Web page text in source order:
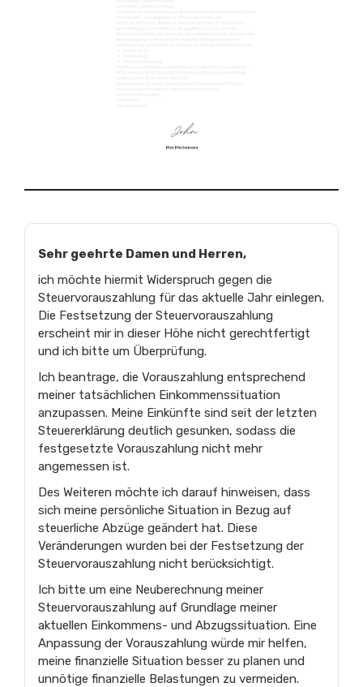
Sehr geehrte Damen und Herren,
ich möchte hiermit Widerspruch gegen die
Steuervorauszahlung für das aktuelle Jahr einlegen.
Die Festsetzung der Steuervorauszahlung
erscheint mir in dieser Höhe nicht gerechtfertigt
und ich bitte um Überprüfung.
Ich beantrage, die Vorauszahlung entsprechend
meiner tatsächlichen Einkommenssituation
anzupassen. Meine Einkünfte sind seit der letzten
Steuererklärung deutlich gesunken, sodass die
festgesetzte Vorauszahlung nicht mehr
angemessen ist.
Des Weiteren möchte ich darauf hinweisen, dass
sich meine persönliche Situation in Bezug auf
steuerliche Abzüge geändert hat. Diese
Veränderungen wurden bei der Festsetzung der
Steuervorauszahlung nicht berücksichtigt.
Ich bitte um eine Neuberechnung meiner
Steuervorauszahlung auf Grundlage meiner
aktuellen Einkommens- und Abzugssituation. Eine
Anpassung der Vorauszahlung würde mir helfen,
meine finanzielle Situation besser zu planen und
unnötige finanzielle Belastungen zu vermeiden.